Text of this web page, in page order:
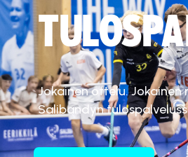
Jokainen ottelu. Jokainen
Salibandyn